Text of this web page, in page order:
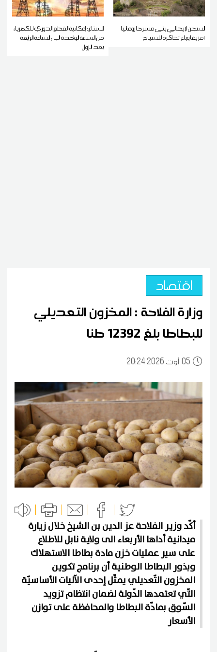
السجن لإيطالي بنى مسرحا رومانيا
مزيفا وباع تذاكره للسياح!
الستاغ: إمكانية القطع الدوري للكهرباء
من الساعة الواحدة الى الساعة الرابعة
بعد الزوال
اقتصاد
وزارة الفلاحة : المخزون التعديلي
للبطاطا بلغ 12392 طنا
0520:24 2026 أوت
أكّد وزير الفلاحة عز الدين بن الشيخ خلال زيارة
ميدانية أداها الأربعاء الى ولاية نابل للاطلاع
على سير عمليات خزن مادة بطاطا الاستهلاك
وبذور البطاطا الوطنية أن برنامج تكوين
المخزون التّعديلي يمثّل إحدى الآليات الأساسيّة
التّي تعتمدها الدّولة لضمان انتظام تزويد
السّوق بمادّة البطاطا والمحافظة على توازن
الأسعار